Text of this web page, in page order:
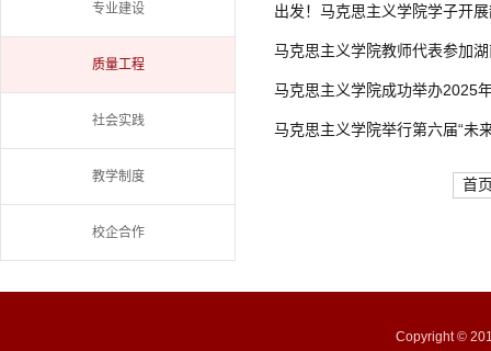
专业建设
质量工程
社会实践
教学制度
校企合作
出发！马克思主义学院学子开
马克思主义学院教师代表参加
马克思主义学院成功举办2025
马克思主义学院举行第六届“未
首
Copyright ©